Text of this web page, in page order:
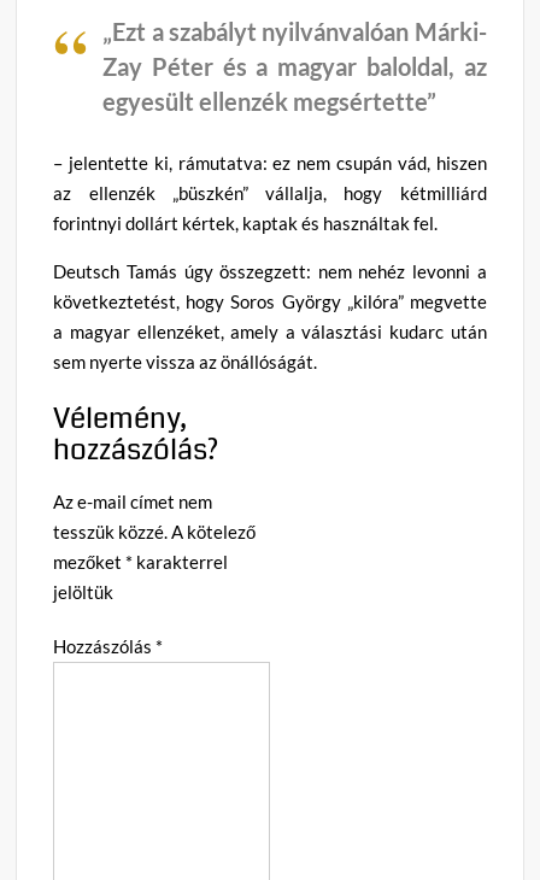
„Ezt a szabályt nyilvánvalóan Márki-
Zay Péter és a magyar baloldal, az
egyesült ellenzék megsértette”
– jelentette ki, rámutatva: ez nem csupán vád, hiszen
az ellenzék „büszkén” vállalja, hogy kétmilliárd
forintnyi dollárt kértek, kaptak és használtak fel.
Deutsch Tamás úgy összegzett: nem nehéz levonni a
következtetést, hogy Soros György „kilóra” megvette
a magyar ellenzéket, amely a választási kudarc után
sem nyerte vissza az önállóságát.
Vélemény,
hozzászólás?
Az e-mail címet nem
tesszük közzé.A kötelező
mezőket * karakterrel
jelöltük
Hozzászólás *